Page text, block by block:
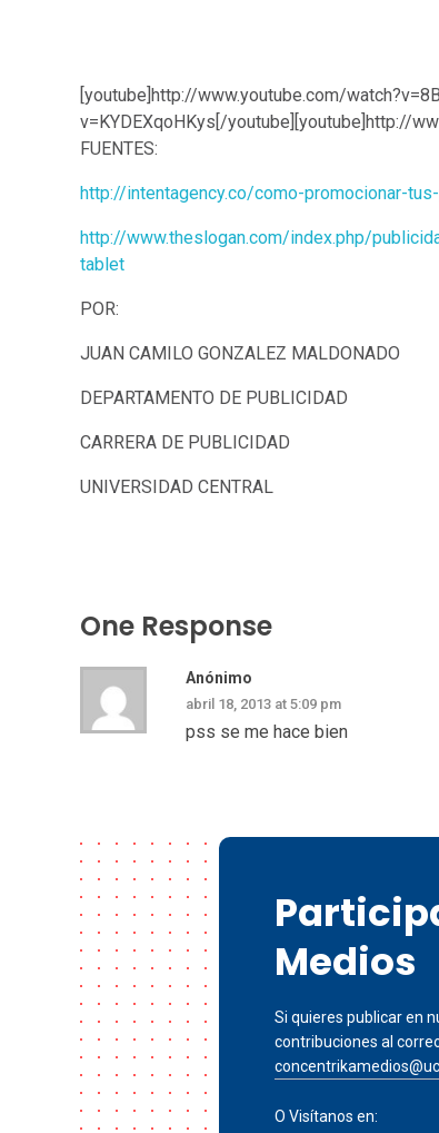
[youtube]http://www.youtube.com/
v=KYDEXqoHKys[/youtube][youtube]http://
FUENTES:
http://intentagency.co/como-promocionar-
http://www.theslogan.com/index.php/
tablet
POR:
JUAN CAMILO GONZALEZ MALDONADO
DEPARTAMENTO DE PUBLICIDAD
CARRERA DE PUBLICIDAD
UNIVERSIDAD CENTRAL
One Response
Anónimo
abril 18, 2013 at 5:09 pm
pss se me hace bien
Medios
Si quieres publicar en
contribuciones al
O Visítanos en: